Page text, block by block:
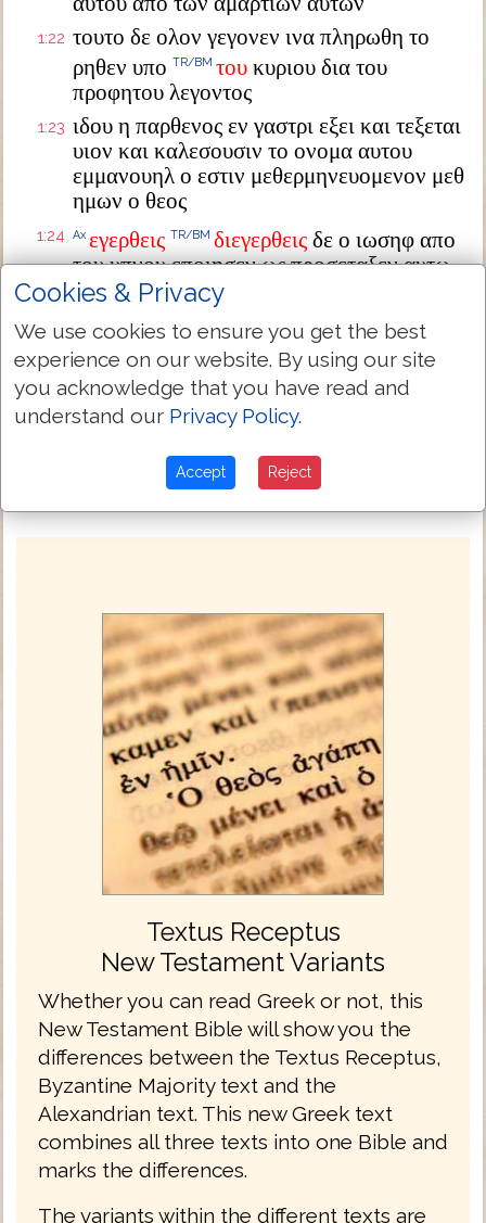
1:22 τουτο δε ολον γεγονεν ινα πληρωθη το
ρηθεν υπο TR/BM του κυριου δια του
προφητου λεγοντος
1:23 ιδου η παρθενος εν γαστρι εξει και τεξεται
υιον και καλεσουσιν το ονομα αυτου
εμμανουηλ ο εστιν μεθερμηνευομενον μεθ
ημων ο θεος
1:24 Ax εγερθεις TR/BM διεγερθεις δε ο ιωσηφ απο
του υπνου εποιησεν ως προσεταξεν αυτω
ο αγγελος κυριου και παρελαβεν την
και ουκ εγινωσκεν αυτην εως ου ετεκεν
τονυιον αυτης τον
πρωτοτοκον και εκαλεσεν το ονομα αυτου
ιησουν
Next Chapter »
Textus Receptus
New Testament Variants
Whether you can read Greek or not, this
New Testament Bible will show you the
differences between the Textus Receptus,
Byzantine Majority text and the
Alexandrian text. This new Greek text
combines all three texts into one Bible and
marks the differences.
The variants within the different texts are
Cookies & Privacy
We use cookies to ensure you get the best
experience on our website. By using our site
you acknowledge that you have read and
understand our Privacy Policy.
Accept Reject